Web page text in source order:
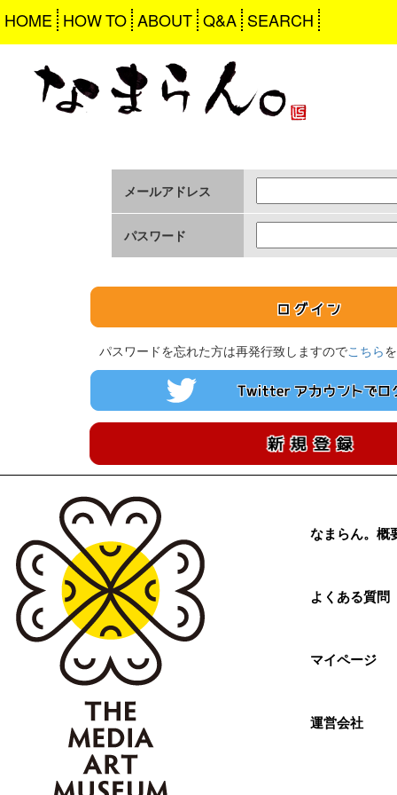
HOME HOW TO ABOUT Q&A SEARCH
メールアドレス
パスワード
パスワードを忘れた方は再発行致しますのでこちら
なまらん。概
よくある質問
マイページ
運営会社